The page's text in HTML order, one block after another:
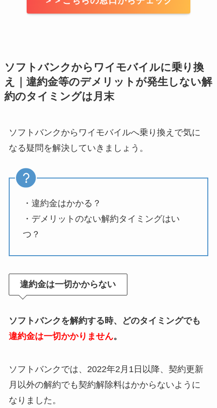
ソフトバンクからワイモバイルに乗り換
え｜違約金等のデメリットが発生しない解
約のタイミングは月末
ソフトバンクからワイモバイルへ乗り換えで気に
なる疑問を解決していきましょう。
・違約金はかかる？
・デメリットのない解約タイミングはい
つ？
違約金は一切かからない
ソフトバンクを解約する時、どのタイミングでも
違約金は一切かかりません。
ソフトバンクでは、2022年2月1日以降、契約更新
月以外の解約でも契約解除料はかからないように
なりました。